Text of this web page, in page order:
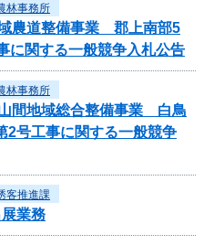
林事務所
農道整備事業 郡上南部5
関する一般競争入札公告
林事務所
間地域総合整備事業 白鳥
号工事に関する一般競争
客推進課
業務